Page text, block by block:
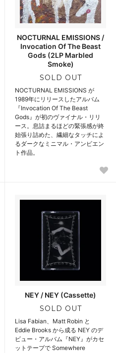
NOCTURNAL EMISSIONS /
Invocation Of The Beast
Gods (2LP Marbled
Smoke)
SOLD OUT
NOCTURNAL EMISSIONS が
1989年にリリースしたアルバム
『Invocation Of The Beast
Gods』が初のヴァイナル・リリ
ース。息詰まるほどの緊張感が終
始張り詰めた、繊細なタッチによ
るダークなミニマル・アンビエン
ト作品。
NEY / NEY (Cassette)
SOLD OUT
Lisa Fabian、Matt Robin と
Eddie Brooks から成る NEY のデ
ビュー・アルバム『NEY』がカセ
ットテープで Somewhere